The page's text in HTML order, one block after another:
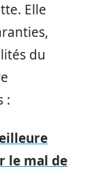
Elle
du
:
le mal de